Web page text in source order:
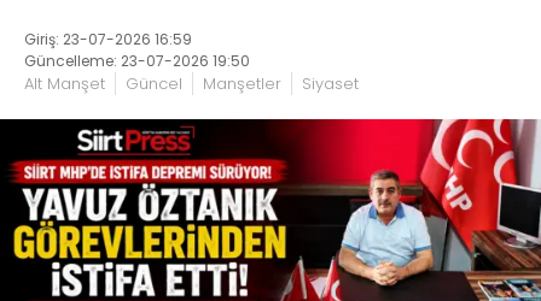
Giriş: 23-07-2026 16:59
Güncelleme: 23-07-2026 19:50
Alt Manşet Güncel Manşetler Siyaset